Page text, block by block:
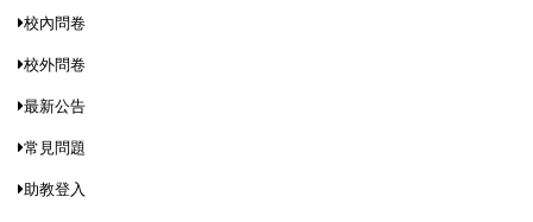
校內問卷
校外問卷
最新公告
常見問題
助教登入